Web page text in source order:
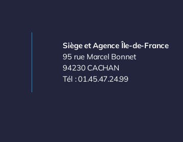
Siège et Agence Île-de-France
95 rue Marcel Bonnet
94230 CACHAN
Tél : 01.45.47.24.99